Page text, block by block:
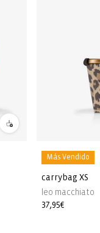
Más Vendido
carrybag XS
leo macchiato
Precio
37,95€